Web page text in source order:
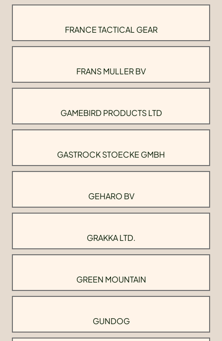
FRANCE TACTICAL GEAR
FRANS MULLER BV
GAMEBIRD PRODUCTS LTD
GASTROCK STOECKE GMBH
GEHARO BV
GRAKKA LTD.
GREEN MOUNTAIN
GUNDOG